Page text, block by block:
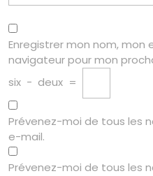
Enregistrer mon nom,
navigateur pour mon
six − deux =
Prévenez-moi de tous les
e-mail.
Prévenez-moi de tous les